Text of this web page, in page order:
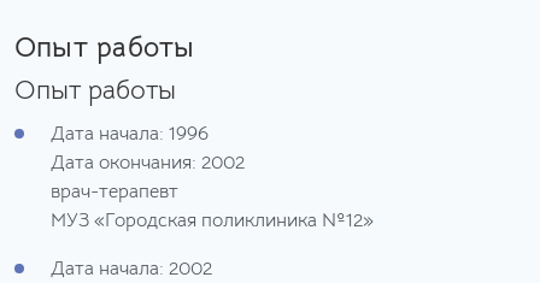
Опыт работы
Опыт работы
Дата начала: 1996
Дата окончания: 2002
врач-терапевт
МУЗ «Городская поликлиника №12»
Дата начала: 2002